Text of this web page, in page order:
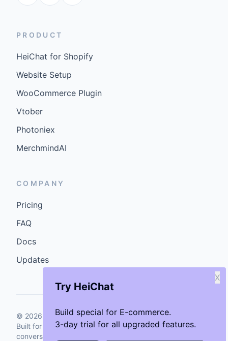
Try HeiChat
Build special for E-commerce.
3-day trial for all upgraded features.
X
PRODUCT
HeiChat for Shopify
Website Setup
WooCommerce Plugin
Vtober
Photoniex
MerchmindAI
COMPANY
Pricing
FAQ
Docs
Updates
© 2026 GenCybers Inc. All rights reserved.
Built for storefronts that want faster answers and cleaner
conversions.